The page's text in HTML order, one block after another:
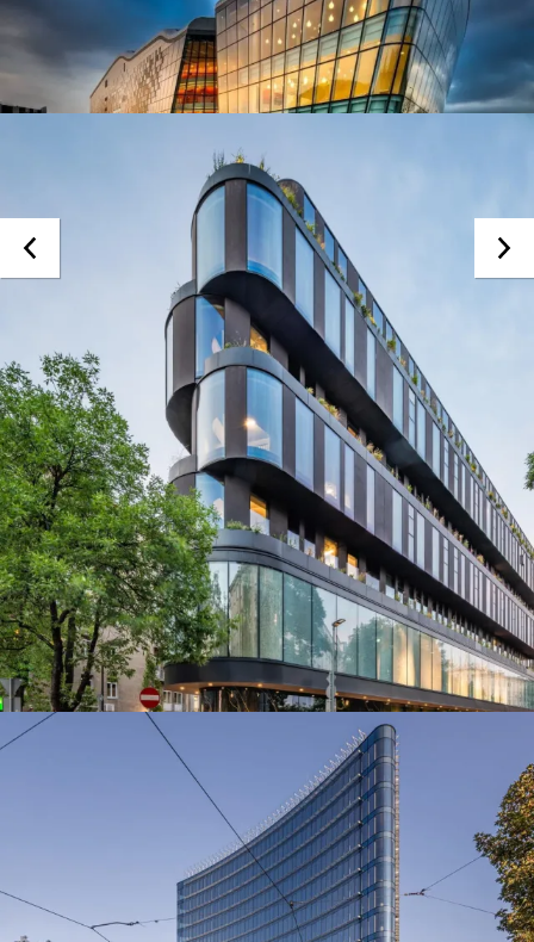
MB-FERROLINE
System okien o wąskich profilach
Przepuszczalność powietrza
klasa 4 | PN-EN 12207
klasa E1350 | EN 12208
Obciążenie wiatrem
do klasy C5 | EN 12210
Klasa antywłamaniowa
RC2